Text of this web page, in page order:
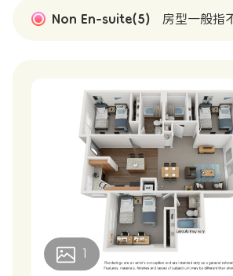
Non En-suite(5) 房型一般指
1